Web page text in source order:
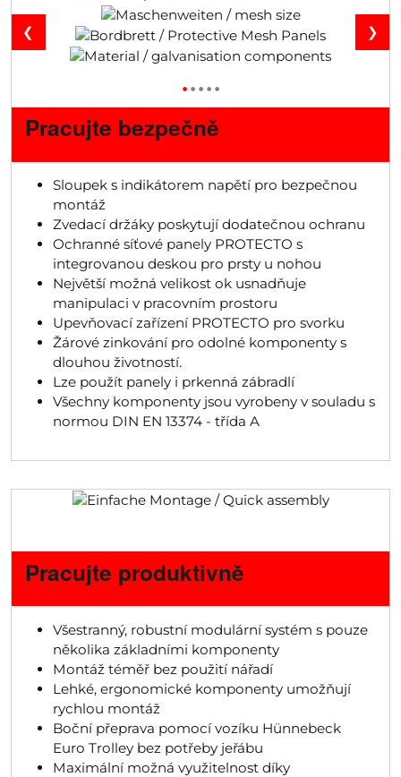
❮ ❯
•••••
Pracujte bezpečně
Sloupek s indikátorem napětí pro bezpečnou
montáž
Zvedací držáky poskytují dodatečnou ochranu
Ochranné síťové panely PROTECTO s
integrovanou deskou pro prsty u nohou
Největší možná velikost ok usnadňuje
manipulaci v pracovním prostoru
Upevňovací zařízení PROTECTO pro svorku
Žárové zinkování pro odolné komponenty s
dlouhou životností.
Lze použít panely i prkenná zábradlí
Všechny komponenty jsou vyrobeny v souladu s
normou DIN EN 13374 - třída A
Pracujte produktivně
Všestranný, robustní modulární systém s pouze
několika základními komponenty
Montáž téměř bez použití nářadí
Lehké, ergonomické komponenty umožňují
rychlou montáž
Boční přeprava pomocí vozíku Hünnebeck
Euro Trolley bez potřeby jeřábu
Maximální možná využitelnost díky